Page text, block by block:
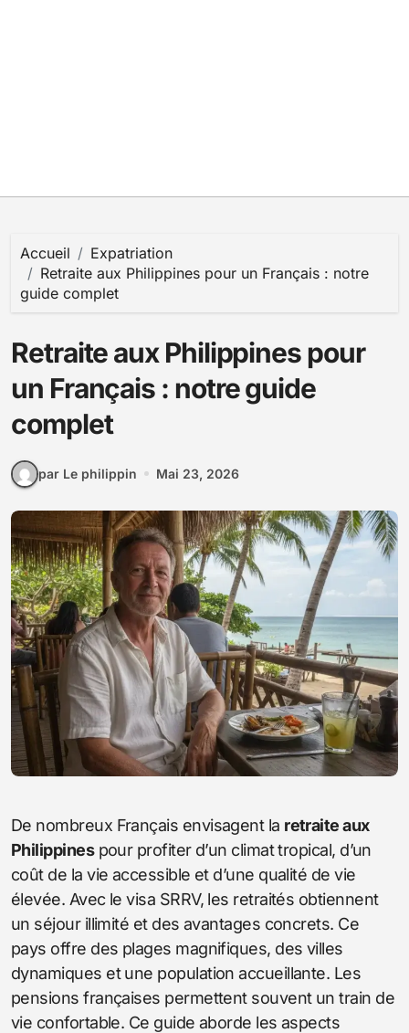
Accueil
Expatriation
Retraite aux Philippines pour un Français : notre
guide complet
Retraite aux Philippines pour
un Français : notre guide
complet
par Le philippin Mai 23, 2026
De nombreux Français envisagent la retraite aux
Philippinespour profiter d’un climat tropical, d’un
coût de la vie accessible et d’une qualité de vie
élevée. Avec le visa SRRV, les retraités obtiennent
un séjour illimité et des avantages concrets. Ce
pays offre des plages magnifiques, des villes
dynamiques et une population accueillante. Les
pensions françaises permettent souvent un train de
vie confortable. Ce guide aborde les aspects